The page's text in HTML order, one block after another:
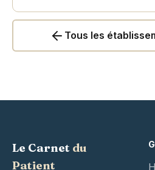
Tous les
Le Carnet du
Patient